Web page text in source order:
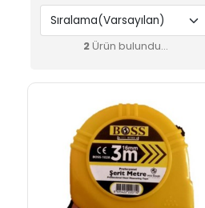
2Ürün bulundu...